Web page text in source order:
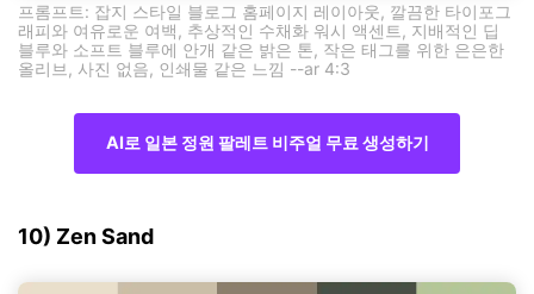
프롬프트: 잡지 스타일 블로그 홈페이지 레이아웃, 깔끔한 타이포그
래피와 여유로운 여백, 추상적인 수채화 워시 액센트, 지배적인 딥
블루와 소프트 블루에 안개 같은 밝은 톤, 작은 태그를 위한 은은한
올리브, 사진 없음, 인쇄물 같은 느낌 --ar 4:3
AI로 일본 정원 팔레트 비주얼 무료 생성하기
10) Zen Sand